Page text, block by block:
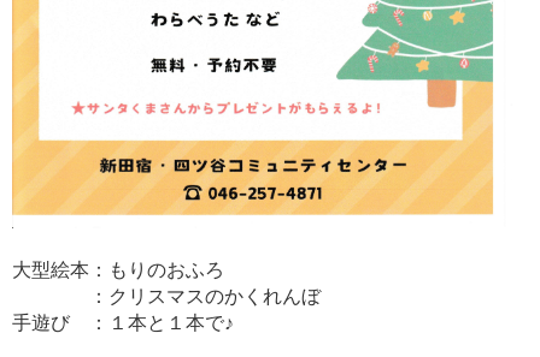
大型絵本：もりのおふろ
：クリスマスのかくれんぼ
手遊び ：１本と１本で♪